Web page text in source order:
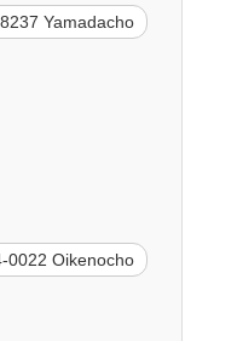
Yamadacho
0022 Oikenocho